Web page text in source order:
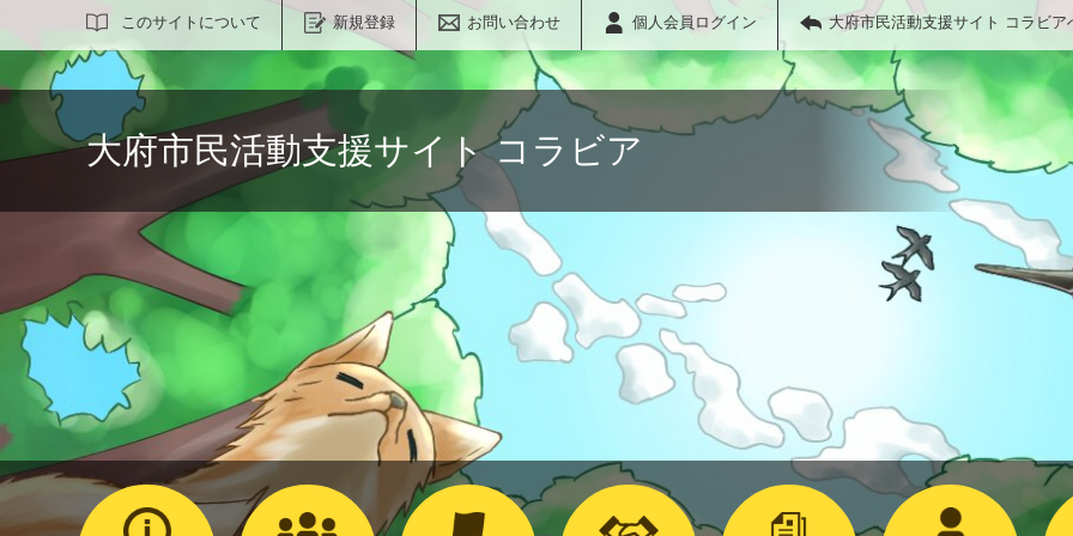
このサイトについて 新規登録 お問い合わせ 個人会員ログイン 大府市民活動支援サイト コラビア
サイト内検索
大府市民活動支援サイト コラビア